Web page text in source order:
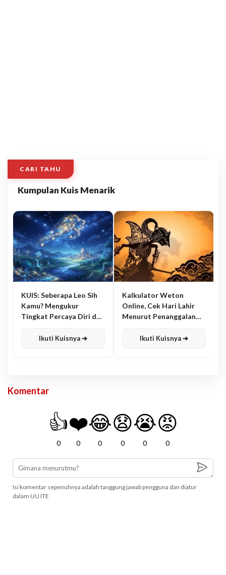
CARI TAHU
Kumpulan Kuis Menarik
KUIS: Seberapa Leo Sih
Kamu? Mengukur
Tingkat Percaya Diri dan
Ikuti Kuisnya ➔
Kalkulator Weton
Online, Cek Hari Lahir
Menurut Penanggalan
Ikuti Kuisnya ➔
Komentar
👍
0
❤️
0
😂
0
😧
0
😭
0
😡
0
Isi komentar sepenuhnya adalah tanggung jawab pengguna dan diatur
dalam UU ITE